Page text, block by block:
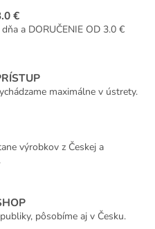
€
a DORUČENIE OD 3.0 €
maximálne v ústrety.
výrobkov z Českej a
pôsobíme aj v Česku.